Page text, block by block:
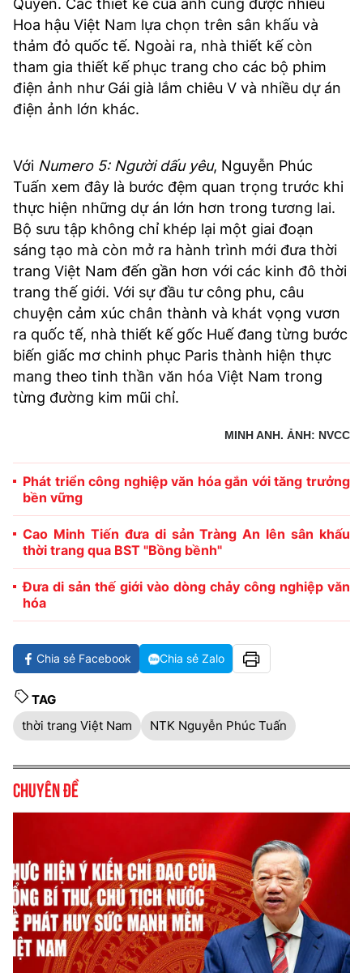
Quyên. Các thiết kế của anh cũng được nhiều
Hoa hậu Việt Nam lựa chọn trên sân khấu và
thảm đỏ quốc tế. Ngoài ra, nhà thiết kế còn
tham gia thiết kế phục trang cho các bộ phim
điện ảnh như Gái già lắm chiêu V và nhiều dự án
điện ảnh lớn khác.
Với Numero 5: Người dấu yêu, Nguyễn Phúc
Tuấn xem đây là bước đệm quan trọng trước khi
thực hiện những dự án lớn hơn trong tương lai.
Bộ sưu tập không chỉ khép lại một giai đoạn
sáng tạo mà còn mở ra hành trình mới đưa thời
trang Việt Nam đến gần hơn với các kinh đô thời
trang thế giới. Với sự đầu tư công phu, câu
chuyện cảm xúc chân thành và khát vọng vươn
ra quốc tế, nhà thiết kế gốc Huế đang từng bước
biến giấc mơ chinh phục Paris thành hiện thực
mang theo tinh thần văn hóa Việt Nam trong
từng đường kim mũi chỉ.
MINH ANH. ẢNH: NVCC
Phát triển công nghiệp văn hóa gắn với tăng trưởng
bền vững
Cao Minh Tiến đưa di sản Tràng An lên sân khấu
thời trang qua BST "Bồng bềnh"
Đưa di sản thế giới vào dòng chảy công nghiệp văn
hóa
Chia sẻ Facebook Chia sẻ Zalo
TAG
thời trang Việt Nam
NTK Nguyễn Phúc Tuấn
Chuyên đề